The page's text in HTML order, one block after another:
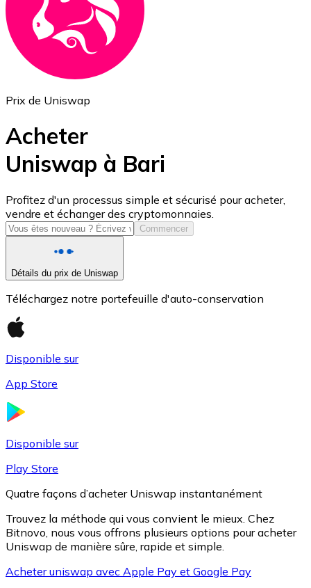
ETH
USD Coin
USDC
Prix de Uniswap
Acheter
Uniswap à Bari
Profitez d'un processus simple et sécurisé pour acheter,
vendre et échanger des cryptomonnaies.
Commencer
Détails du prix de Uniswap
Téléchargez notre portefeuille d'auto-conservation
Disponible sur
App Store
Disponible sur
Play Store
Quatre façons d’acheter Uniswap instantanément
Trouvez la méthode qui vous convient le mieux. Chez
Bitnovo, nous vous offrons plusieurs options pour acheter
Uniswap de manière sûre, rapide et simple.
Acheter uniswap avec Apple Pay et Google Pay